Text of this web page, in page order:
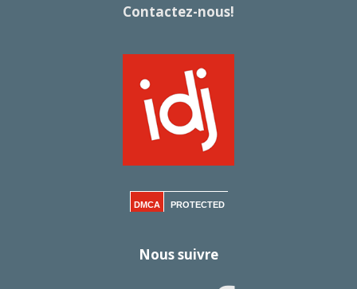
Contactez-nous!
DMCA PROTECTED
Nous suivre